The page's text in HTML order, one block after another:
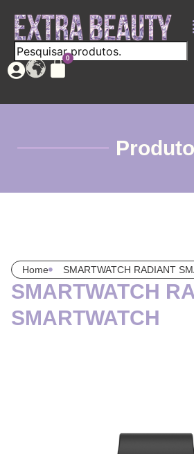
Produto
Home SMARTWATCH RADIANT
SMARTWATCH
SMARTWATCH